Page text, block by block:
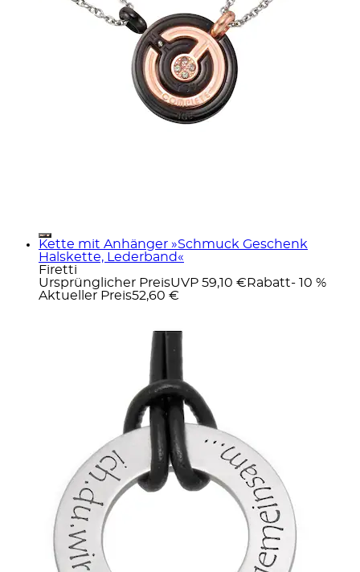
Kette mit Anhänger »Schmuck Geschenk
Halskette, Lederband«
Firetti
Ursprünglicher PreisUVP 59,10 € Rabatt- 10 %
Aktueller Preis52,60 €